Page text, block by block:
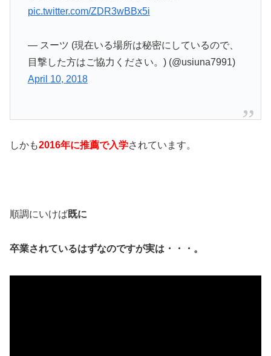
pic.twitter.com/ZDR3wBBx5i
— スーツ (現在いる場所は秘密にしているので、
目撃した方はご協力ください。) (@usiuna7991)
April 10, 2018
しかも2016年に推薦で入学されています。
順調にいけば既に
卒業されているはずなのですが実は・・・。